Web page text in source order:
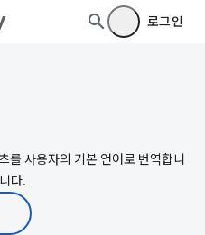
로그인
사용자의 기본 언어로 번역합니
다.